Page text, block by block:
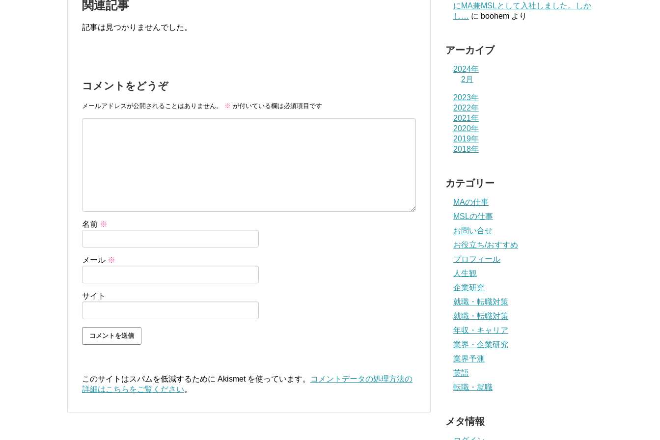
関連記事
記事は見つかりませんでした。
コメントをどうぞ
メールアドレスが公開されることはありません。 ※ が付いている欄は必須項目です
名前 ※
メール ※
サイト
このサイトはスパムを低減するために Akismet を使っています。
コメントデータの処理方法の
詳細はこちらをご覧ください。
にMA兼MSLとして入社しました。しか
し… に boohem より
アーカイブ
2024年
2月
2023年
2022年
2021年
2020年
2019年
2018年
カテゴリー
MAの仕事
MSLの仕事
お問い合せ
お役立ち/おすすめ
プロフィール
人生観
企業研究
就職・転職対策
就職・転職対策
年収・キャリア
業界・企業研究
業界予測
英語
転職・就職
メタ情報